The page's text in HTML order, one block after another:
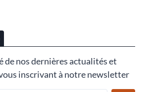
de nos dernières actualités et
inscrivant à notre newsletter